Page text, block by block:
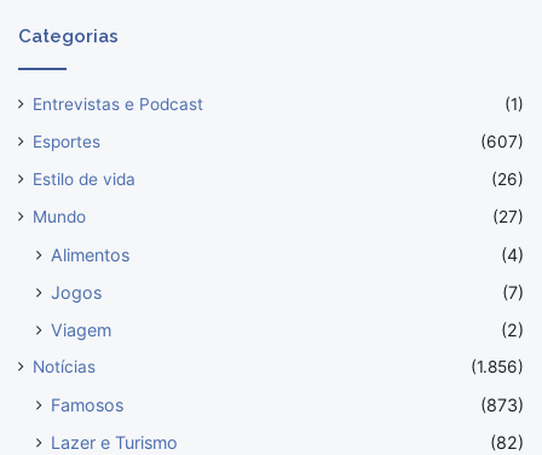
Categorias
Entrevistas e Podcast
(1)
Esportes
(607)
Estilo de vida
(26)
Mundo
(27)
Alimentos
(4)
Jogos
(7)
Viagem
(2)
Notícias (1.856)
Famosos
(873)
Lazer e Turismo
(82)